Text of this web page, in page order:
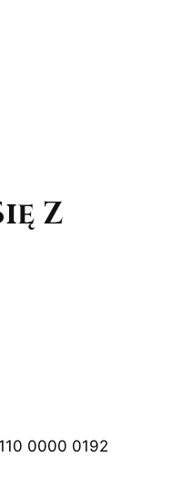
Z
0000 0192